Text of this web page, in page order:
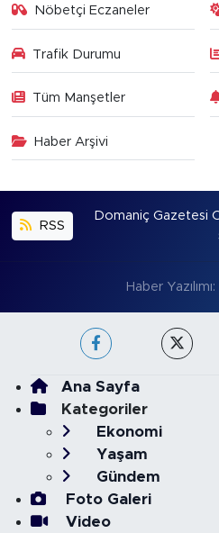
Nöbetçi Eczaneler
Trafik Durumu
Tüm Manşetler
Haber Arşivi
RSS
Domaniç Gazetesi
Haber Yazılımı:
Ana Sayfa
Kategoriler
Ekonomi
Yaşam
Gündem
Foto Galeri
Video